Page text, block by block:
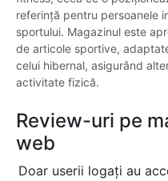
referință pentru persoanele
sportului. Magazinul este
de articole sportive,
celui hibernal, asigurând
activitate fizică.
Review-uri pe
web
Doar userii logați au